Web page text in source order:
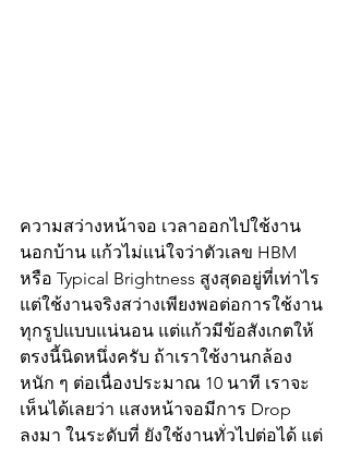
ความสว่างหน้าจอ เวลาออกไปใช้งาน
นอกบ้าน แก้วไม่แน่ใจว่าตัวเลข HBM
หรือ Typical Brightness สูงสุดอยู่ที่เท่าไร
แต่ใช้งานจริงสว่างเพียงพอต่อการใช้งาน
ทุกรูปแบบแน่นอน แต่แก้วมีข้อสังเกตให้
ตรงนี้นิดหนึ่งครับ ถ้าเราใช้งานกล้อง
หนัก ๆ ต่อเนื่องประมาณ 10 นาที เราจะ
เห็นได้เลยว่า แสงหน้าจอมีการ Drop
ลงมา ในระดับที่ ยังใช้งานทั่วไปต่อได้ แต่